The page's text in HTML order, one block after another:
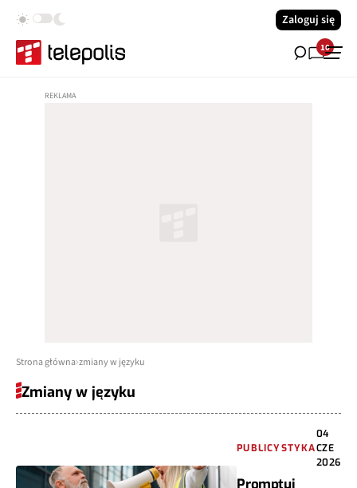
Zaloguj się
10
Strona główna zmiany w języku
Zmiany w języku
PUBLICYSTYKA
04
CZE
2026